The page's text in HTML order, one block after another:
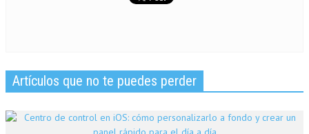
Artículos que no te puedes perder